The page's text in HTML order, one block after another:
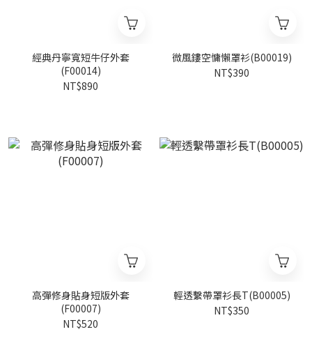
經典丹寧寬短牛仔外套
(F00014)
NT$890
微風鏤空慵懶罩衫(B00019)
NT$390
高彈修身貼身短版外套
(F00007)
NT$520
輕透繫帶罩衫長T(B00005)
NT$350